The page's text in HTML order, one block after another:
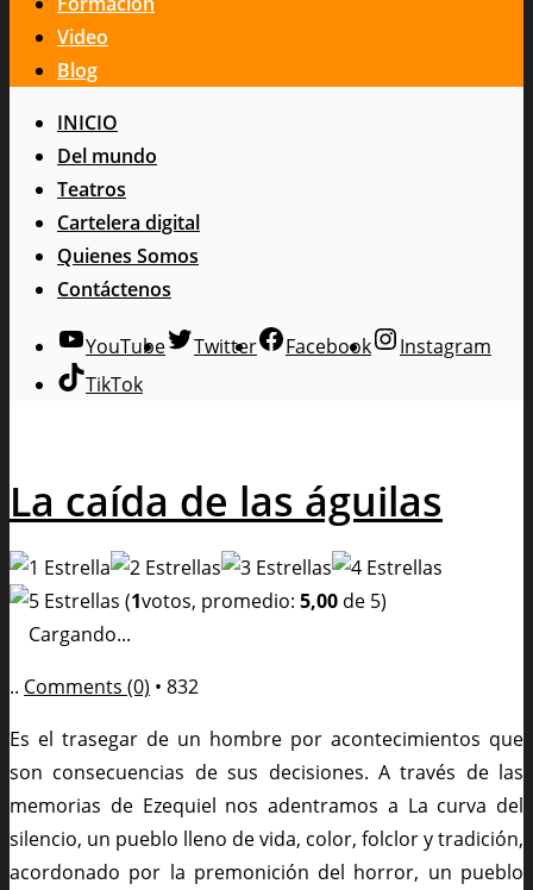
Video
Blog
INICIO
Del mundo
Teatros
Cartelera digital
Quienes Somos
Contáctenos
YouTube Twitter Facebook
Instagram
TikTok
La caída de las águilas
(1votos, promedio: 5,00 de 5)
Cargando...
.. Comments (0) • 832
Es el trasegar de un hombre por acontecimientos que
son consecuencias de sus decisiones. A través de las
memorias de Ezequiel nos adentramos a La curva del
silencio, un pueblo lleno de vida, color, folclor y tradición,
acordonado por la premonición del horror, un pueblo